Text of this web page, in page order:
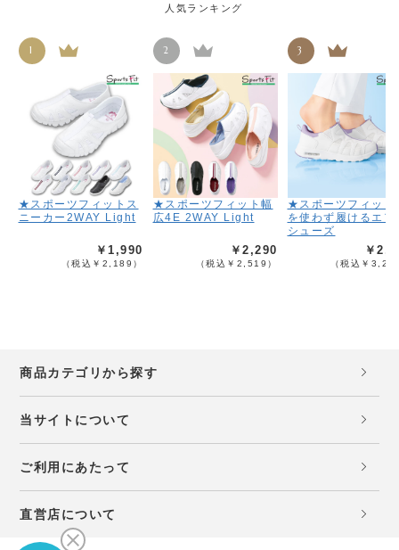
人気ランキング
1
★スポーツフィットス
ニーカー2WAY Light
￥1,990
（税込￥2,189）
2
★スポーツフィット幅
広4E 2WAY Light
￥2,290
（税込￥2,519）
3
★スポーツフィット
を使わず履けるエア
シューズ
￥
（税込￥
商品カテゴリから探す
当サイトについて
ご利用にあたって
直営店について